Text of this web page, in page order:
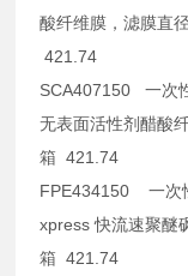
酸纤维膜，滤
421.74
SCA407150 一次
无表面活性剂醋酸
箱 421.74
FPE434150 一次
xpress 快流速聚
箱 421.74